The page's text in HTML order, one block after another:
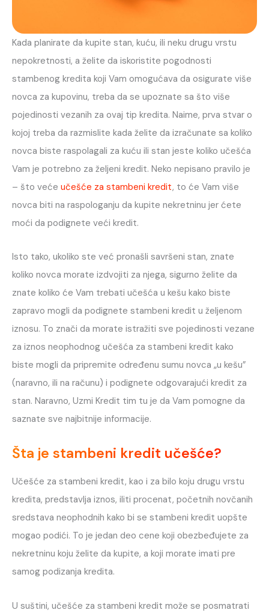
Kada planirate da kupite stan, kuću, ili neku drugu vrstu
nepokretnosti, a želite da iskoristite pogodnosti
stambenog kredita koji Vam omogućava da osigurate više
novca za kupovinu, treba da se upoznate sa što više
pojedinosti vezanih za ovaj tip kredita. Naime, prva stvar o
kojoj treba da razmislite kada želite da izračunate sa koliko
novca biste raspolagali za kuću ili stan jeste koliko učešća
Vam je potrebno za željeni kredit. Neko nepisano pravilo je
– što veće učešće za stambeni kredit, to će Vam više
novca biti na raspologanju da kupite nekretninu jer ćete
moći da podignete veći kredit.
Isto tako, ukoliko ste već pronašli savršeni stan, znate
koliko novca morate izdvojiti za njega, sigurno želite da
znate koliko će Vam trebati učešća u kešu kako biste
zapravo mogli da podignete stambeni kredit u željenom
iznosu. To znači da morate istražiti sve pojedinosti vezane
za iznos neophodnog učešća za stambeni kredit kako
biste mogli da pripremite određenu sumu novca „u kešu”
(naravno, ili na računu) i podignete odgovarajući kredit za
stan. Naravno, Uzmi Kredit tim tu je da Vam pomogne da
saznate sve najbitnije informacije.
Šta je stambeni kredit učešće?
Učešće za stambeni kredit, kao i za bilo koju drugu vrstu
kredita, predstavlja iznos, iliti procenat, početnih novčanih
sredstava neophodnih kako bi se stambeni kredit uopšte
mogao podići. To je jedan deo cene koji obezbeđujete za
nekretninu koju želite da kupite, a koji morate imati pre
samog podizanja kredita.
U suštini, učešće za stambeni kredit može se posmatrati